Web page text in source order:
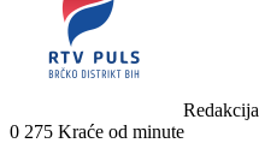
Redakcija
0 275 Kraće od minute